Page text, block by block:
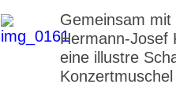
Gemeinsam
Hermann-Josef
eine illustre